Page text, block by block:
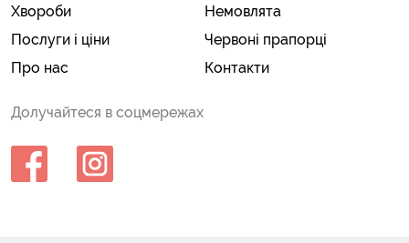
Долучайтеся в соцмережах
Хвороби
Немовлята
Послуги і ціни
Червоні прапорці
Про нас
Контакти